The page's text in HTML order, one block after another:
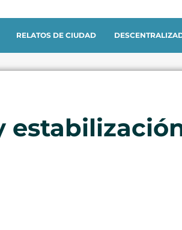
RELATOS DE CIUDAD